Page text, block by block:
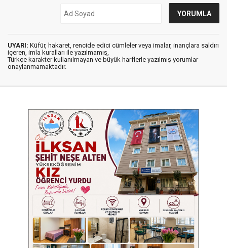
UYARI: Küfür, hakaret, rencide edici cümleler veya imalar, inançlara saldırı
içeren, imla kuralları ile yazılmamış,
Türkçe karakter kullanılmayan ve büyük harflerle yazılmış yorumlar
onaylanmamaktadır.